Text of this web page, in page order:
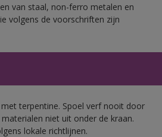
van staal, non-ferro metalen en
volgens de voorschriften zijn
met terpentine. Spoel verf nooit door
niet uit onder de kraan.
lokale richtlijnen.